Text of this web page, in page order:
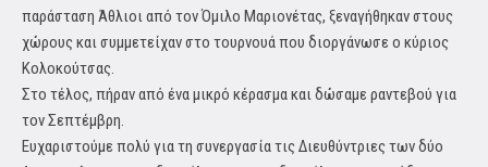
παράσταση Άθλιοι από τον Όμιλο Μαριονέτας, ξεναγήθηκαν στους
χώρους και συμμετείχαν στο τουρνουά που διοργάνωσε ο κύριος
Κολοκούτσας.
Στο τέλος, πήραν από ένα μικρό κέρασμα και δώσαμε ραντεβού για
τον Σεπτέμβρη.
Ευχαριστούμε πολύ για τη συνεργασία τις Διευθύντριες των δύο